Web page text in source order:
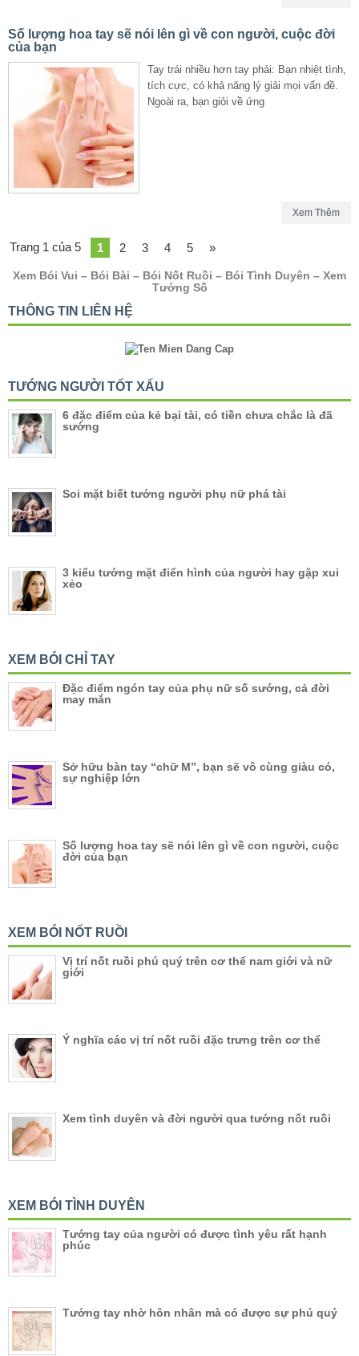
Số lượng hoa tay sẽ nói lên gì về con người, cuộc đời
của bạn
Tay trái nhiều hơn tay phải: Bạn nhiệt tình,
tích cực, có khả năng lý giải mọi vấn đề.
Ngoài ra, bạn giỏi về ứng
Xem Thêm
Trang 1 của 5 1 2 3 4 5 »
Xem Bói Vui – Bói Bài – Bói Nốt Ruồi – Bói Tình Duyên – Xem
Tướng Số
THÔNG TIN LIÊN HỆ
TƯỚNG NGƯỜI TỐT XẤU
6 đặc điểm của kẻ bại tài, có tiền chưa chắc là đã
sướng
Soi mặt biết tướng người phụ nữ phá tài
3 kiểu tướng mặt điển hình của người hay gặp xui
xẻo
XEM BÓI CHỈ TAY
Đặc điểm ngón tay của phụ nữ số sướng, cả đời
may mắn
Sở hữu bàn tay “chữ M”, bạn sẽ vô cùng giàu có,
sự nghiệp lớn
Số lượng hoa tay sẽ nói lên gì về con người, cuộc
đời của bạn
XEM BÓI NỐT RUỒI
Vị trí nốt ruồi phú quý trên cơ thể nam giới và nữ
giới
Ý nghĩa các vị trí nốt ruồi đặc trưng trên cơ thể
Xem tình duyên và đời người qua tướng nốt ruồi
XEM BÓI TÌNH DUYÊN
Tướng tay của người có được tình yêu rất hạnh
phúc
Tướng tay nhờ hôn nhân mà có được sự phú quý